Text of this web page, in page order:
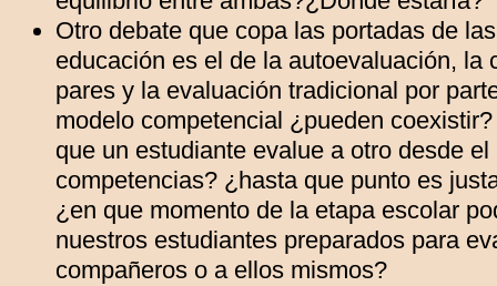
Otro debate que copa las portadas de
educación es el de la autoevaluación, la
pares y la evaluación tradicional por
modelo competencial ¿pueden
que un estudiante evalue a otro desde
competencias? ¿hasta que punto es
¿en que momento de la etapa escolar
nuestros estudiantes preparados para
compañeros o a ellos mismos?